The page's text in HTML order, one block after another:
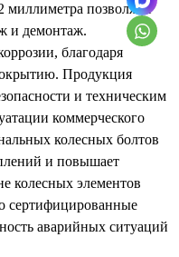
миллиметра позволяют
и демонтаж.
благодаря
Продукция
и техническим
коммерческого
колесных болтов
и повышает
колесных элементов
сертифицированные
аварийных ситуаций